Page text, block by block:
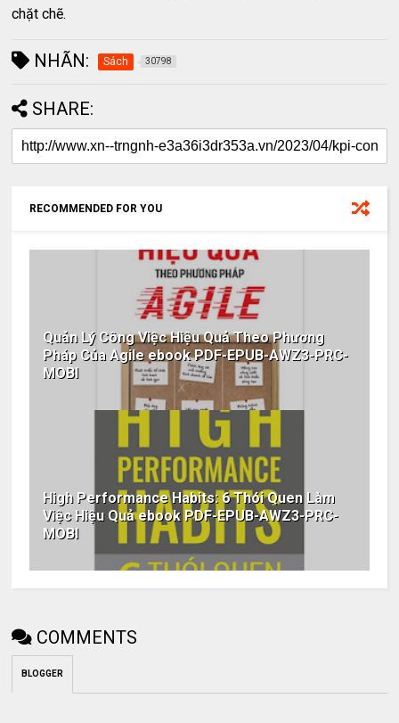
chặt chẽ.
NHÃN: Sách 30798
SHARE:
RECOMMENDED FOR YOU
Quản Lý Công Việc Hiệu Quả Theo Phương
Pháp Của Agile ebook PDF-EPUB-AWZ3-PRC-
MOBI
High Performance Habits: 6 Thói Quen Làm
Việc Hiệu Quả ebook PDF-EPUB-AWZ3-PRC-
MOBI
COMMENTS
BLOGGER